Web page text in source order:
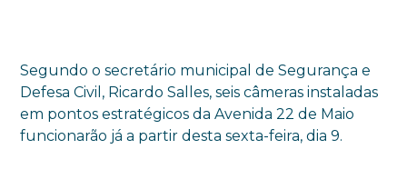
Segundo o secretário municipal de Segurança e
Defesa Civil, Ricardo Salles, seis câmeras instaladas
em pontos estratégicos da Avenida 22 de Maio
funcionarão já a partir desta sexta-feira, dia 9.